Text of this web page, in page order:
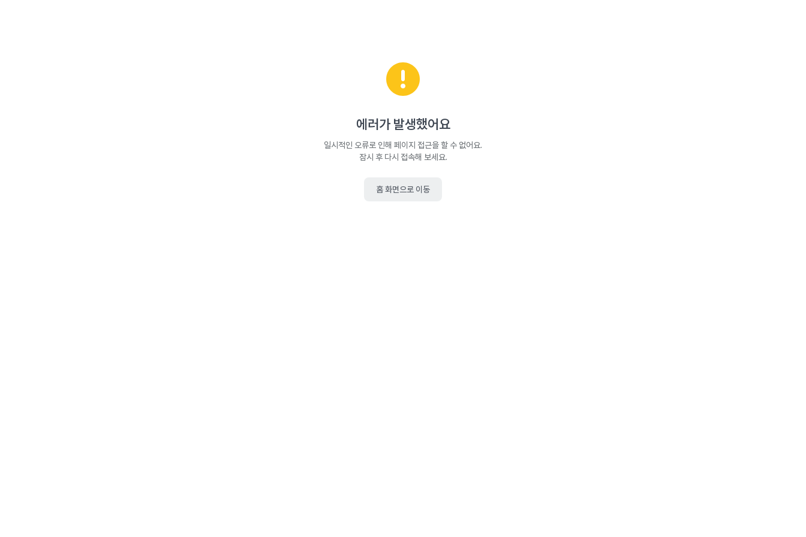
에러가 발생했어요
일시적인 오류로 인해 페이지 접근을 할 수 없어요.
잠시 후 다시 접속해 보세요.
홈 화면으로 이동